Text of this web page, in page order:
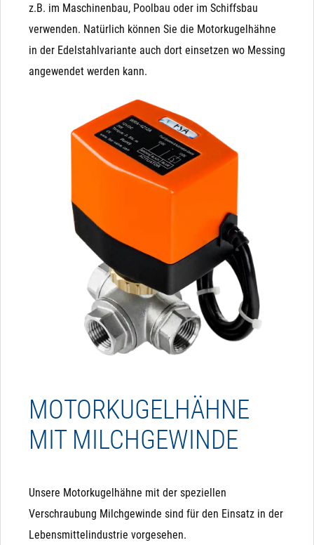
z.B. im Maschinenbau, Poolbau oder im Schiffsbau
verwenden. Natürlich können Sie die Motorkugelhähne
in der Edelstahlvariante auch dort einsetzen wo Messing
angewendet werden kann.
MOTORKUGELHÄHNE
MIT MILCHGEWINDE
Unsere Motorkugelhähne mit der speziellen
Verschraubung Milchgewinde sind für den Einsatz in der
Lebensmittelindustrie vorgesehen.